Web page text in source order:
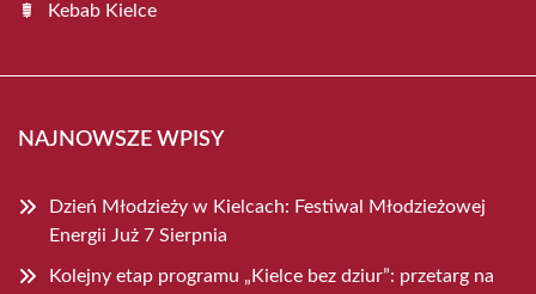
Kebab Kielce
NAJNOWSZE WPISY
Dzień Młodzieży w Kielcach: Festiwal Młodzieżowej
Energii Już 7 Sierpnia
Kolejny etap programu „Kielce bez dziur”: przetarg na